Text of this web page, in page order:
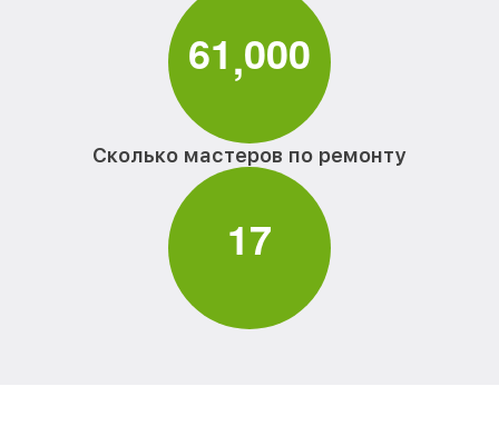
61,000
Сколько мастеров по ремонту
17